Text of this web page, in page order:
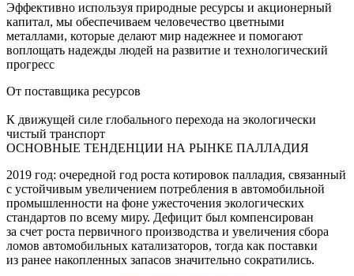
Эффективно используя природные ресурсы и акционерный
капитал, мы обеспечиваем человечество цветными
металлами, которые делают мир надежнее и помогают
воплощать надежды людей на развитие и технологический
прогресс
От поставщика ресурсов
К движущей силе глобального перехода на экологически
чистый транспорт
ОСНОВНЫЕ ТЕНДЕНЦИИ НА РЫНКЕ ПАЛЛАДИЯ
2019 год: очередной год роста котировок палладия, связанный
с устойчивым увеличением потребления в автомобильной
промышленности на фоне ужесточения экологических
стандартов по всему миру. Дефицит был компенсирован
за счет роста первичного производства и увеличения сбора
ломов автомобильных катализаторов, тогда как поставки
из ранее накопленных запасов значительно сократились.